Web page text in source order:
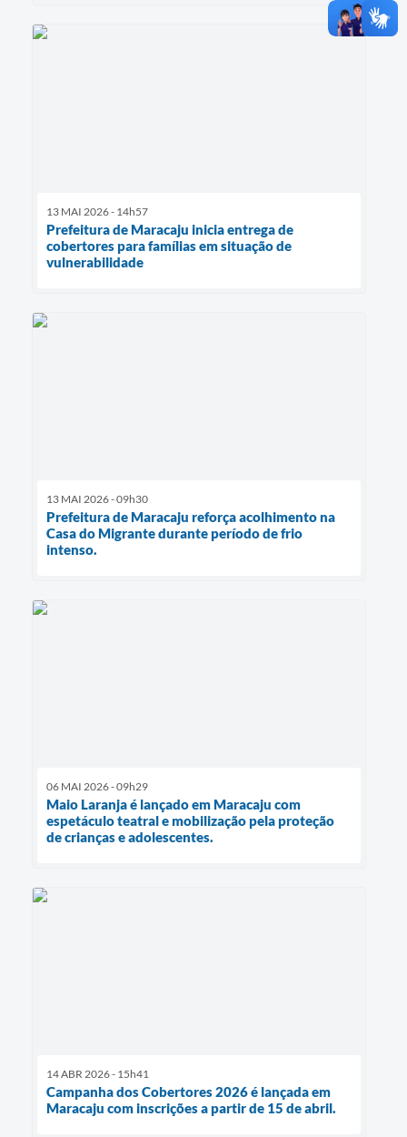
13 MAI 2026 - 14h57
Prefeitura de Maracaju inicia entrega de
cobertores para famílias em situação de
vulnerabilidade
13 MAI 2026 - 09h30
Prefeitura de Maracaju reforça acolhimento na
Casa do Migrante durante período de frio
intenso.
06 MAI 2026 - 09h29
Maio Laranja é lançado em Maracaju com
espetáculo teatral e mobilização pela proteção
de crianças e adolescentes.
14 ABR 2026 - 15h41
Campanha dos Cobertores 2026 é lançada em
Maracaju com inscrições a partir de 15 de abril.